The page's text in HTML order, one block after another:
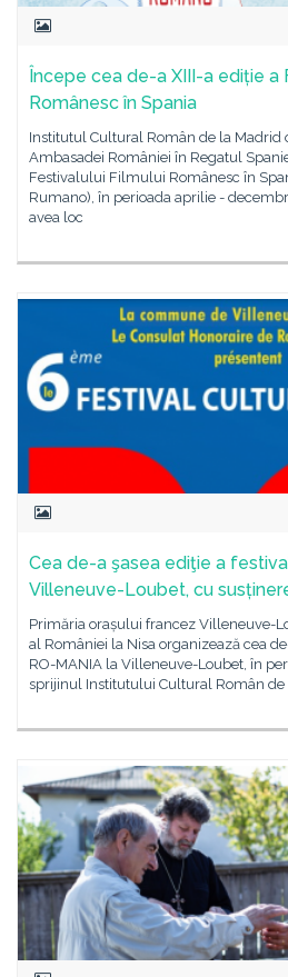
Începe cea de-a XIII-a ediție a
Românesc în Spania
Institutul Cultural Român de la Madrid
Ambasadei României în Regatul
Festivalului Filmului Românesc în
Rumano), în perioada aprilie -
avea loc
Cea de-a şasea ediţie a
Villeneuve-Loubet, cu
Primăria orașului francez Villeneuve-
al României la Nisa organizează cea
RO-MANIA la Villeneuve-Loubet, în
sprijinul Institutului Cultural Român de